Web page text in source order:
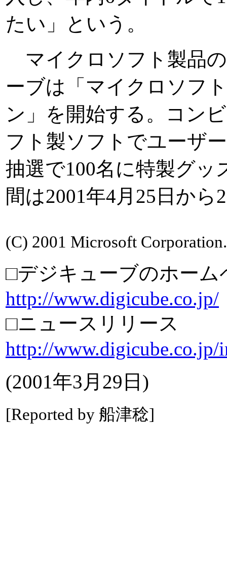
たい」という。
マイクロソフト製品
ーブは「マイクロソフ
ン」を開始する。コン
フト製ソフトでユーザ
抽選で100名に特製グ
間は2001年4月25日から
(C) 2001 Microsoft
□デジキューブのホーム
http://www.digicube.co.jp/
□ニュースリリース
http://www.digicube.co.jp/
(2001年3月29日)
[Reported by 船津稔]